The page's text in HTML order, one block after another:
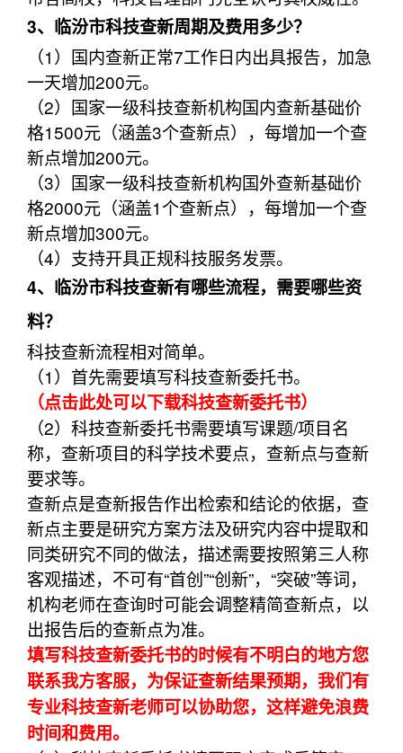
3、临汾市科技查新周期及费用多少？
（1）国内查新正常7工作日内出具报告，加急
一天增加200元。
（2）国家一级科技查新机构国内查新基础价
格1500元（涵盖3个查新点），每增加一个查
新点增加200元。
（3）国家一级科技查新机构国外查新基础价
格2000元（涵盖1个查新点），每增加一个查
新点增加300元。
（4）支持开具正规科技服务发票。
4、临汾市科技查新有哪些流程，需要哪些资
料？
科技查新流程相对简单。
（1）首先需要填写科技查新委托书。
（点击此处可以下载科技查新委托书）
（2）科技查新委托书需要填写课题/项目名
称，查新项目的科学技术要点，查新点与查新
要求等。
查新点是查新报告作出检索和结论的依据，查
新点主要是研究方案方法及研究内容中提取和
同类研究不同的做法，描述需要按照第三人称
客观描述，不可有“首创”“创新”，“突破”等词，
机构老师在查询时可能会调整精简查新点，以
出报告后的查新点为准。
填写科技查新委托书的时候有不明白的地方您
联系我方客服，为保证查新结果预期，我们有
专业科技查新老师可以协助您，这样避免浪费
时间和费用。